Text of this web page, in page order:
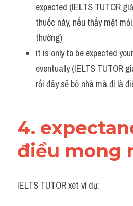
expected (IELTS TUTOR
thuốc này, nếu thấy mệt
thường)
it is only to be expected
eventually (IELTS TUTOR
rồi đây sẽ bỏ nhà mà đi là
4.
điều mong
IELTS TUTOR xét ví dụ: